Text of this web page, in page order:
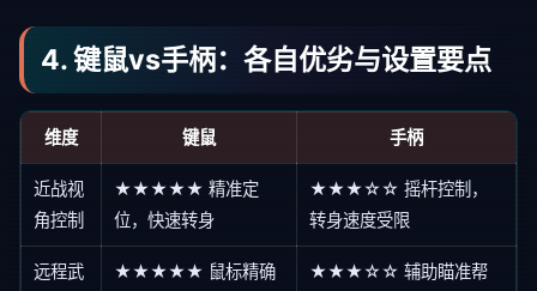
4. 键鼠vs手柄：各自优劣与设置要点
维度 键鼠 手柄
近战视
角控制
★★★★★ 精准定
位，快速转身
★★★☆☆ 摇杆控制，
转身速度受限
远程武
★★★★★ 鼠标精确
★★★☆☆ 辅助瞄准帮